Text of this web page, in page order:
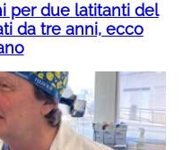
per due latitanti del
da tre anni, ecco